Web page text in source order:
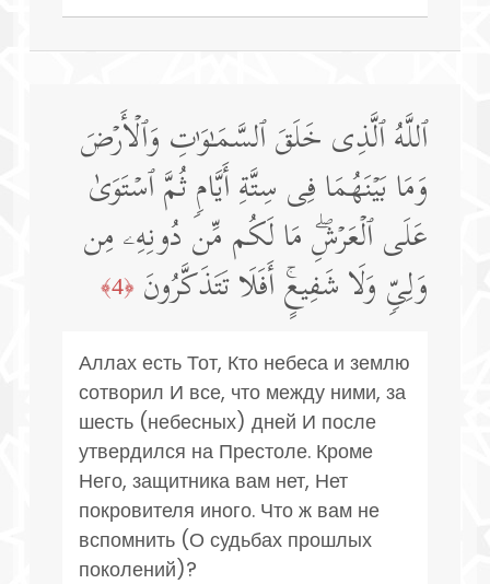
ٱللَّهُ ٱلَّذِی خَلَقَ ٱلسَّمَـٰوَ ٰ⁠تِ وَٱلۡأَرۡضَ
وَمَا بَیۡنَهُمَا فِی سِتَّةِ أَیَّامࣲ ثُمَّ ٱسۡتَوَىٰ
عَلَى ٱلۡعَرۡشِۖ مَا لَكُم مِّن دُونِهِۦ مِن
وَلِیࣲّ وَلَا شَفِیعٍۚ أَفَلَا تَتَذَكَّرُونَ ﴿4﴾
Аллах есть Тот, Кто небеса и землю
сотворил И все, что между ними, за
шесть (небесных) дней И после
утвердился на Престоле. Кроме
Него, защитника вам нет, Нет
покровителя иного. Что ж вам не
вспомнить (О судьбах прошлых
поколений)?